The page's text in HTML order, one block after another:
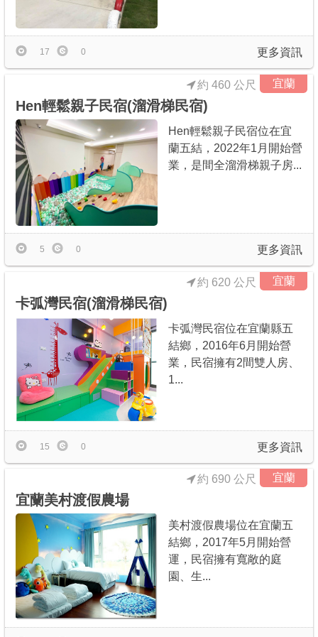
更多資訊
17 0
宜蘭
約 460 公尺
Hen輕鬆親子民宿(溜滑梯民宿)
Hen輕鬆親子民宿位在宜
蘭五結，2022年1月開始營
業，是間全溜滑梯親子房...
更多資訊
5 0
宜蘭
約 620 公尺
卡弧灣民宿(溜滑梯民宿)
卡弧灣民宿位在宜蘭縣五
結鄉，2016年6月開始營
業，民宿擁有2間雙人房、
1...
更多資訊
15 0
宜蘭
約 690 公尺
宜蘭美村渡假農場
美村渡假農場位在宜蘭五
結鄉，2017年5月開始營
運，民宿擁有寬敞的庭
園、生...